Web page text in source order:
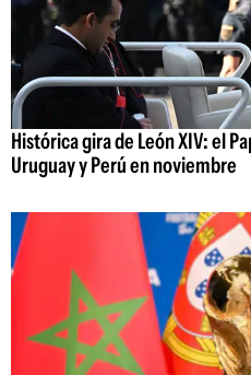
Histórica gira de León XIV: el
Uruguay y Perú en noviembre